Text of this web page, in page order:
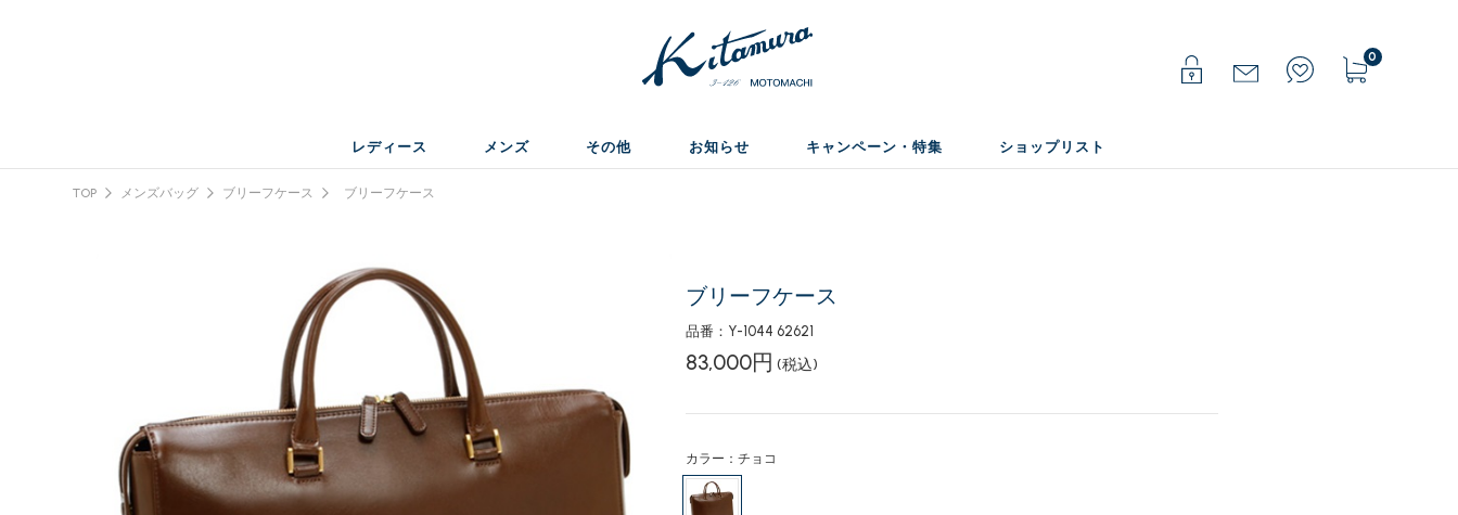
0
レディース メンズ その他 お知らせ キャンペーン・特集 ショップリスト
TOP メンズバッグ ブリーフケース ブリーフケース
ブリーフケース
品番：Y-1044 62621
83,000円 (税込)
カラー：チョコ